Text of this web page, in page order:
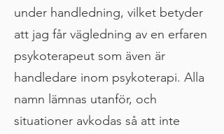
under handledning, vilket betyder
att jag får vägledning av en erfaren
psykoterapeut som även är
handledare inom psykoterapi. Alla
namn lämnas utanför, och
situationer avkodas så att inte